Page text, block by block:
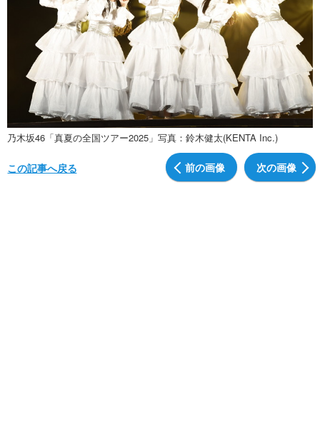
乃木坂46「真夏の全国ツアー2025」写真：鈴木健太(KENTA Inc.)
前の画像 次の画像
この記事へ戻る